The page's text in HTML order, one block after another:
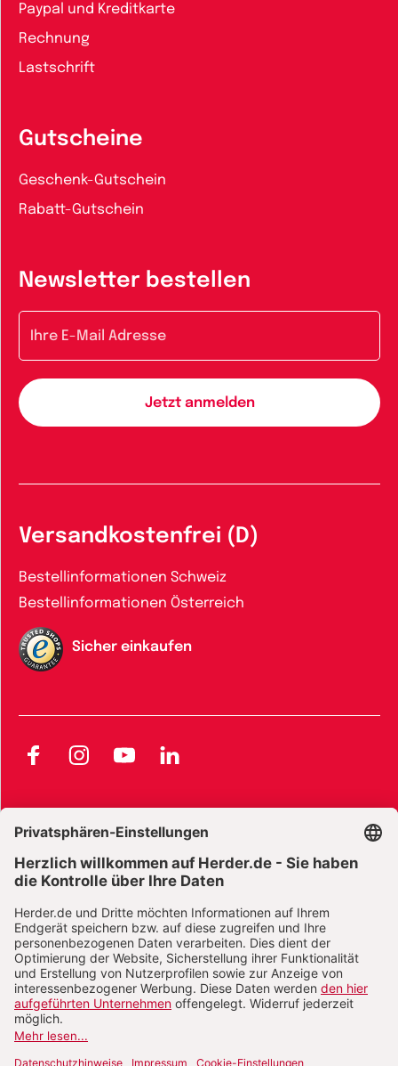
Paypal und Kreditkarte
Rechnung
Lastschrift
Gutscheine
Geschenk-Gutschein
Rabatt-Gutschein
Newsletter bestellen
Versandkostenfrei (D)
Bestellinformationen Schweiz
Bestellinformationen Österreich
Sicher einkaufen
FacebookInstagramYouTubeLinkedIn
Widerrufsbelehrung E-Books
Widerrufsbelehrung Zeitschriften Datenschutz
Datenschutz Social Media Barrierefreiheit
Vertrag widerrufen